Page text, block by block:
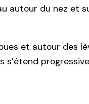
autour du nez et
et autour des
s’étend